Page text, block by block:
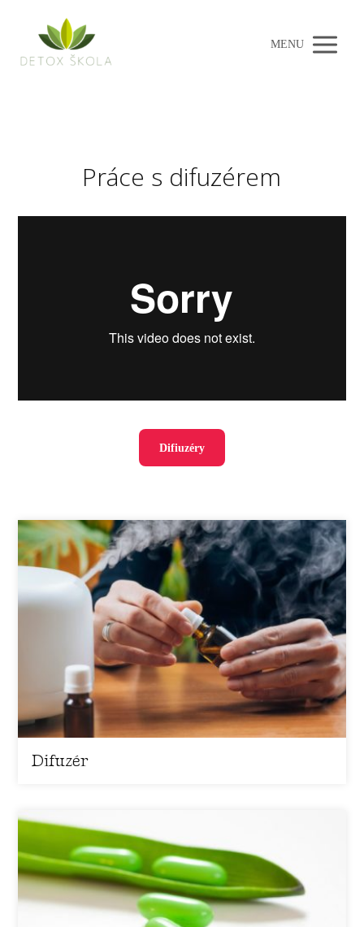
MENU
Práce s difuzérem
Difiuzéry
Difuzér